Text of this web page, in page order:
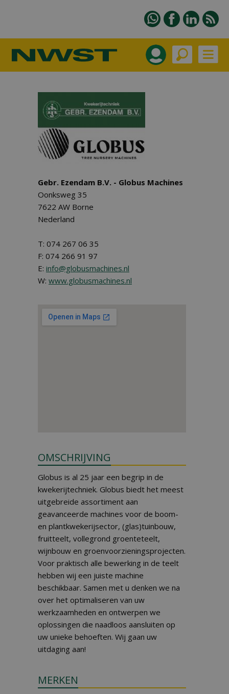
Gebr. Ezendam B.V. - Globus Machines
Oonksweg 35
7622 AW Borne
Nederland
T: 074 267 06 35
F: 074 266 91 97
E: info@globusmachines.nl
W: www.globusmachines.nl
OMSCHRIJVING
Globus is al 25 jaar een begrip in de
kwekerijtechniek. Globus biedt het meest
uitgebreide assortiment aan
geavanceerde machines voor de boom-
en plantkwekerijsector, (glas)tuinbouw,
fruitteelt, vollegrond groenteteelt,
wijnbouw en groenvoorzieningsprojecten.
Voor praktisch alle bewerking in de teelt
hebben wij een juiste machine
beschikbaar. Samen met u denken we na
over het optimaliseren van uw
werkzaamheden en ontwerpen we
oplossingen die naadloos aansluiten op
uw unieke behoeften. Wij gaan uw
uitdaging aan!
MERKEN